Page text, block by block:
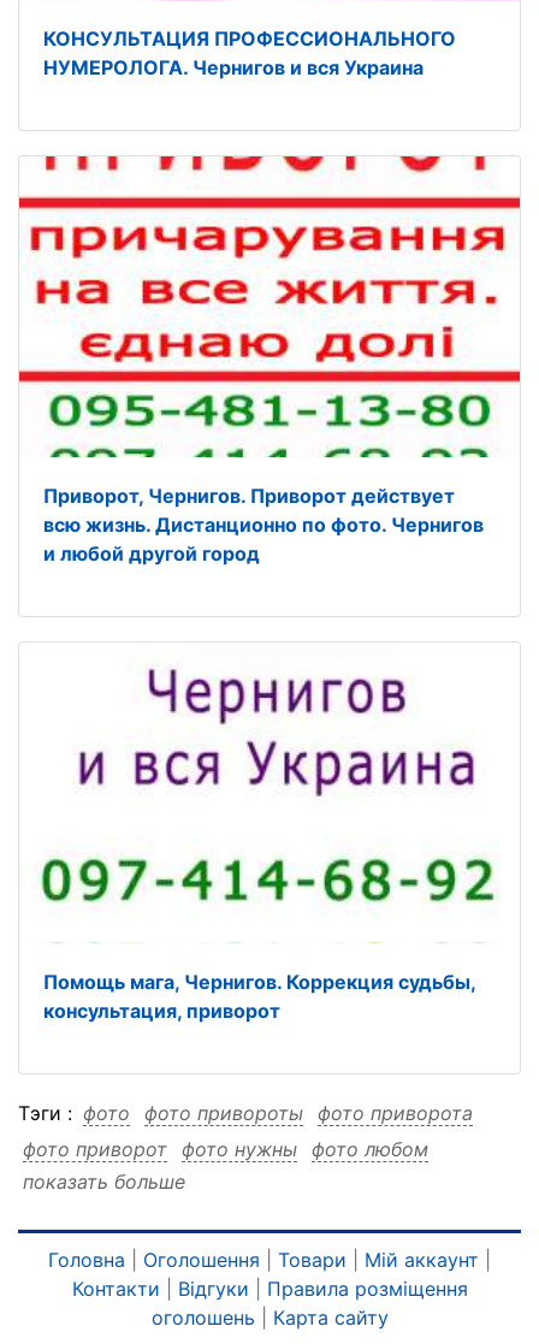
КОНСУЛЬТАЦИЯ ПРОФЕССИОНАЛЬНОГО
НУМЕРОЛОГА. Чернигов и вся Украина
Приворот, Чернигов. Приворот действует
всю жизнь. Дистанционно по фото. Чернигов
и любой другой город
Помощь мага, Чернигов. Коррекция судьбы,
консультация, приворот
Тэги : фото фото привороты фото приворота
фото приворот фото нужны фото любом
фото городе
фото будут
фото чернигов приворота
фото чернигов приворот
фото чернигов нужны
фото чернигов любом фото чернигов городе
показать больше
Головна Оголошення Товари Мій аккаунт
Контакти
Відгуки
Правила розміщення
оголошень
Карта сайту